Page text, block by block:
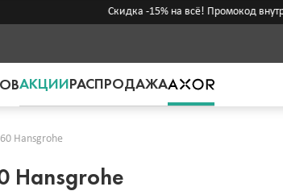
Скидка -15% на всё! Промокод внутри →
АКЦИИРАСПРОДАЖА
Hansgrohe
Hansgrohe